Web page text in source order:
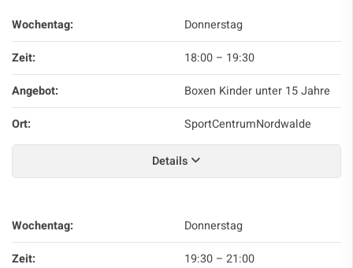
Wochentag:
Donnerstag
Zeit:
18:00 – 19:30
Angebot:
Boxen Kinder unter 15 Jahre
Ort:
SportCentrumNordwalde
Details
Wochentag:
Donnerstag
Zeit:
19:30 – 21:00